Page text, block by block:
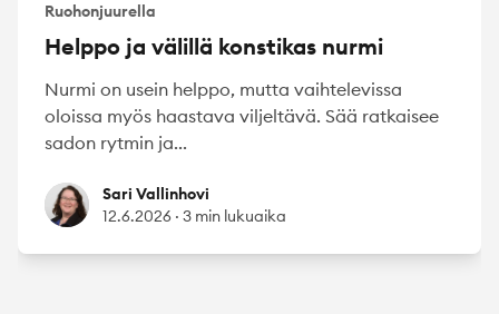
Ruohonjuurella
Helppo ja välillä konstikas nurmi
Nurmi on usein helppo, mutta vaihtelevissa
oloissa myös haastava viljeltävä. Sää ratkaisee
sadon rytmin ja...
Sari Vallinhovi
Sari Vallinhovi
12.6.2026 · 3 min lukuaika